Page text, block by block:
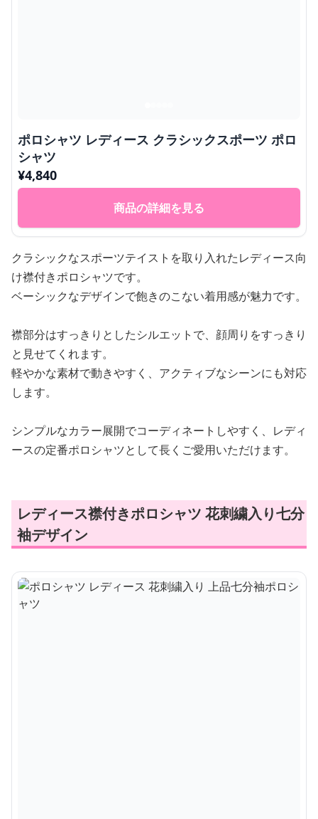
ポロシャツ レディース クラシックスポーツ ポロ
シャツ
¥4,840
商品の詳細を見る
クラシックなスポーツテイストを取り入れたレディース向
け襟付きポロシャツです。
ベーシックなデザインで飽きのこない着用感が魅力です。
襟部分はすっきりとしたシルエットで、顔周りをすっきり
と見せてくれます。
軽やかな素材で動きやすく、アクティブなシーンにも対応
します。
シンプルなカラー展開でコーディネートしやすく、レディ
ースの定番ポロシャツとして長くご愛用いただけます。
レディース襟付きポロシャツ 花刺繍入り七分
袖デザイン